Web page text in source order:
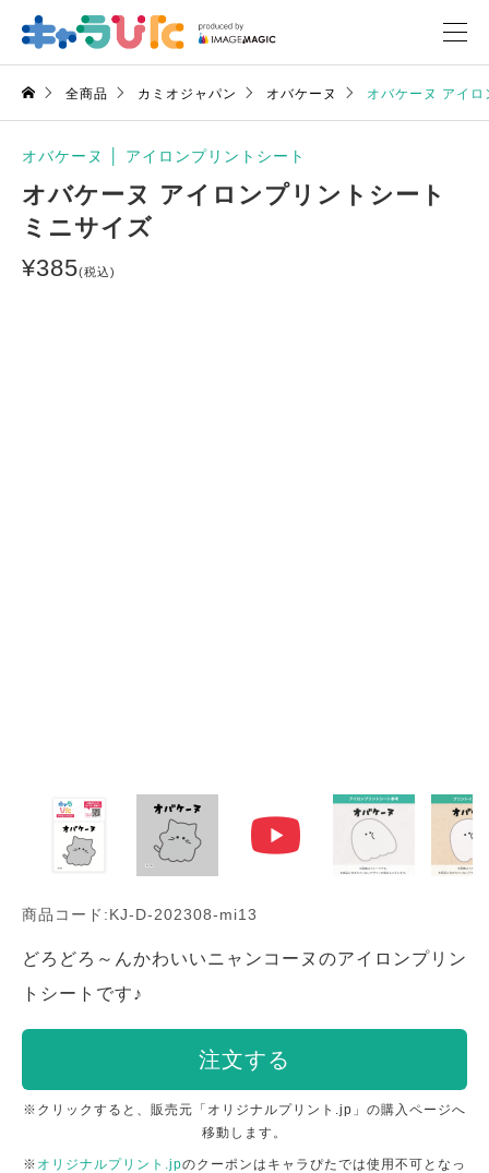
全商品 カミオジャパン オバケーヌ オバケーヌ アイ
オバケーヌ アイロンプリントシート
オバケーヌ アイロンプリントシート
ミニサイズ
¥385(税込)
商品コード:KJ-D-202308-mi13
どろどろ～んかわいいニャンコーヌのアイロンプリン
トシートです♪
注文する
※クリックすると、販売元「オリジナルプリント.jp」の購入ページへ
移動します。
※ オリジナルプリント.jpのクーポンはキャラぴたでは使用不可となっ